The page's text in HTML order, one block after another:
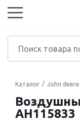
Каталог John deere
AH115833